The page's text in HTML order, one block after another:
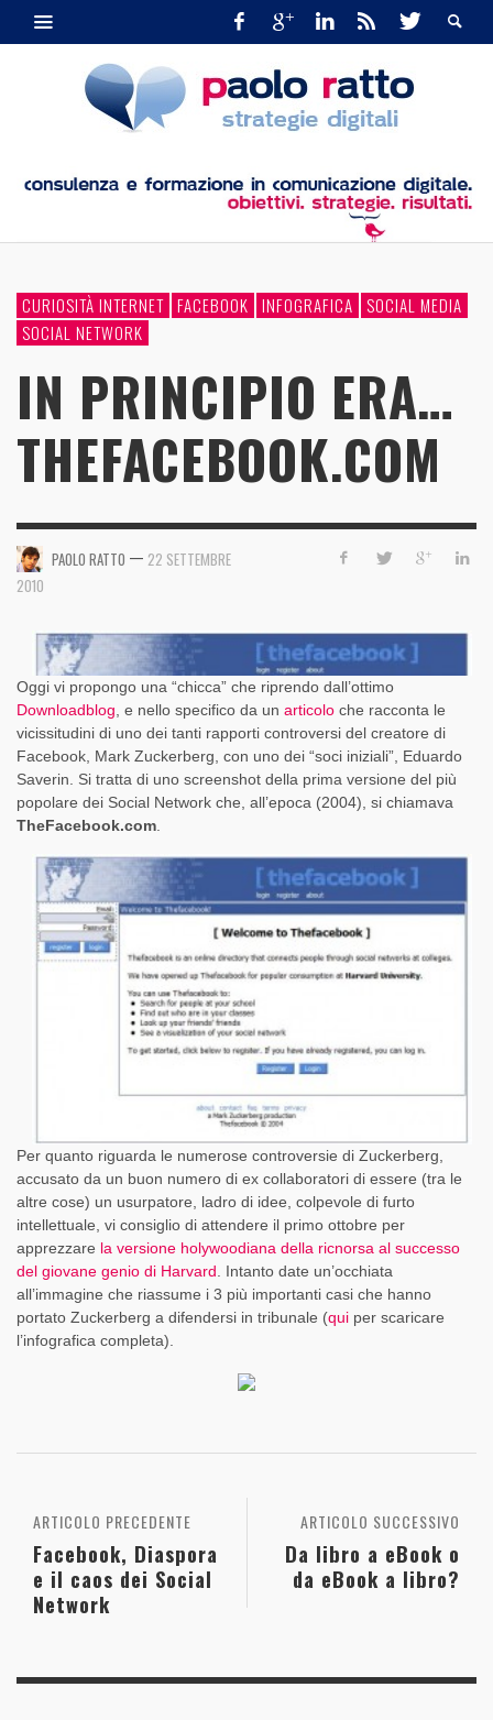
CURIOSITÀ INTERNET FACEBOOK INFOGRAFICA SOCIAL MEDIA
SOCIAL NETWORK
IN PRINCIPIO ERA…
THEFACEBOOK.COM
PAOLO RATTO — 22 SETTEMBRE
2010
Oggi vi propongo una “chicca” che riprendo dall’ottimo
Downloadblog, e nello specifico da un articolo che racconta le
vicissitudini di uno dei tanti rapporti controversi del creatore di
Facebook, Mark Zuckerberg, con uno dei “soci iniziali”, Eduardo
Saverin. Si tratta di uno screenshot della prima versione del più
popolare dei Social Network che, all’epoca (2004), si chiamava
TheFacebook.com.
Per quanto riguarda le numerose controversie di Zuckerberg,
accusato da un buon numero di ex collaboratori di essere (tra le
altre cose) un usurpatore, ladro di idee, colpevole di furto
intellettuale, vi consiglio di attendere il primo ottobre per
apprezzare la versione holywoodiana della ricnorsa al successo
del giovane genio di Harvard. Intanto date un’occhiata
all’immagine che riassume i 3 più importanti casi che hanno
portato Zuckerberg a difendersi in tribunale (qui per scaricare
l’infografica completa).
ARTICOLO SUCCESSIVO
Da libro a eBook o
da eBook a libro?
ARTICOLO PRECEDENTE
Facebook, Diaspora
e il caos dei Social
Network